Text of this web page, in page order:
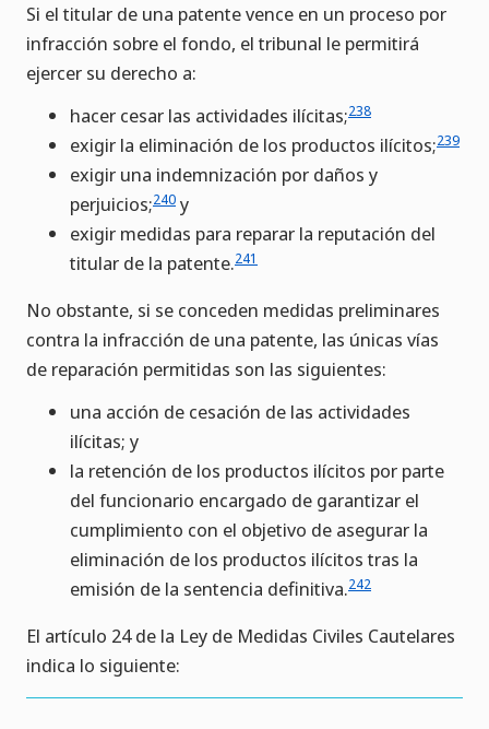
Si el titular de una patente vence en un proceso por
infracción sobre el fondo, el tribunal le permitirá
ejercer su derecho a:
hacer cesar las actividades ilícitas;238
exigir la eliminación de los productos ilícitos;239
exigir una indemnización por daños y
perjuicios;240 y
exigir medidas para reparar la reputación del
titular de la patente.241
No obstante, si se conceden medidas preliminares
contra la infracción de una patente, las únicas vías
de reparación permitidas son las siguientes:
una acción de cesación de las actividades
ilícitas; y
la retención de los productos ilícitos por parte
del funcionario encargado de garantizar el
cumplimiento con el objetivo de asegurar la
eliminación de los productos ilícitos tras la
emisión de la sentencia definitiva.242
El artículo 24 de la Ley de Medidas Civiles Cautelares
indica lo siguiente: